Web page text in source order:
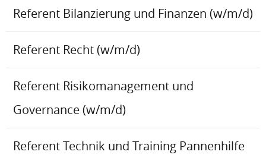
Referent Bilanzierung und Finanzen (w/m/d)
Referent Recht (w/m/d)
Referent Risikomanagement und
Governance (w/m/d)
Referent Technik und Training Pannenhilfe